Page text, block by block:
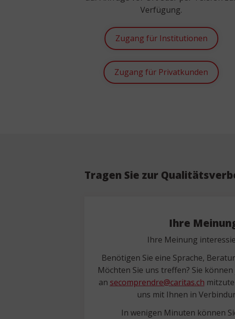
Verfügung.
Zugang für Institutionen
Zugang für Privatkunden
Tragen Sie zur
Ihre
Ihre Meinung
Benötigen Sie eine Sprache,
Möchten Sie uns treffen? Sie
an secomprendre@caritas.ch
uns mit Ihnen in
In wenigen Minuten können